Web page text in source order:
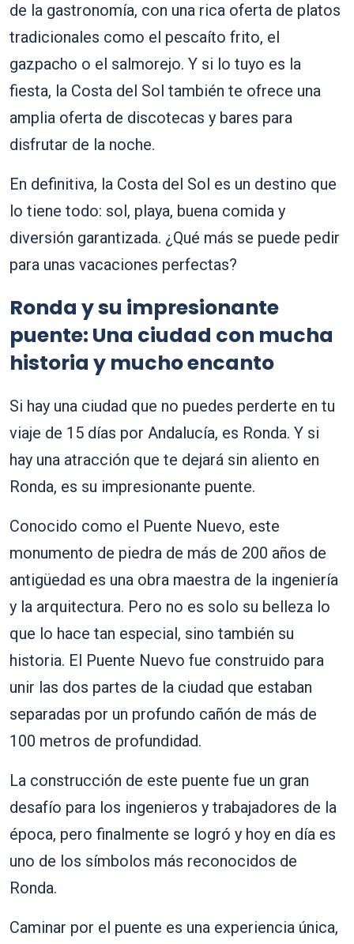
de la gastronomía, con una rica oferta de platos
tradicionales como el pescaíto frito, el
gazpacho o el salmorejo. Y si lo tuyo es la
fiesta, la Costa del Sol también te ofrece una
amplia oferta de discotecas y bares para
disfrutar de la noche.
En definitiva, la Costa del Sol es un destino que
lo tiene todo: sol, playa, buena comida y
diversión garantizada. ¿Qué más se puede pedir
para unas vacaciones perfectas?
Ronda y su impresionante
puente: Una ciudad con mucha
historia y mucho encanto
Si hay una ciudad que no puedes perderte en tu
viaje de 15 días por Andalucía, es Ronda. Y si
hay una atracción que te dejará sin aliento en
Ronda, es su impresionante puente.
Conocido como el Puente Nuevo, este
monumento de piedra de más de 200 años de
antigüedad es una obra maestra de la ingeniería
y la arquitectura. Pero no es solo su belleza lo
que lo hace tan especial, sino también su
historia. El Puente Nuevo fue construido para
unir las dos partes de la ciudad que estaban
separadas por un profundo cañón de más de
100 metros de profundidad.
La construcción de este puente fue un gran
desafío para los ingenieros y trabajadores de la
época, pero finalmente se logró y hoy en día es
uno de los símbolos más reconocidos de
Ronda.
Caminar por el puente es una experiencia única,